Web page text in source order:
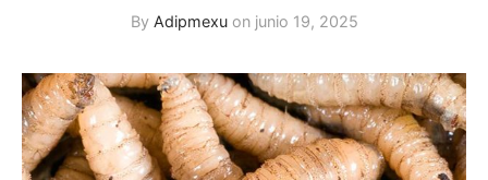
By Adipmexuon junio 19, 2025